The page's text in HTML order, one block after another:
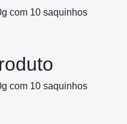
com 10 saquinhos
com 10 saquinhos